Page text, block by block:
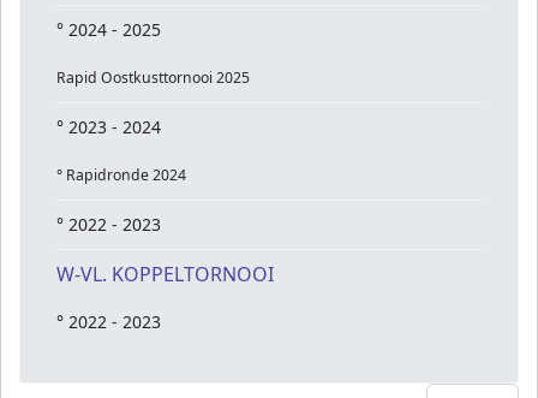
° 2024 - 2025
Rapid Oostkusttornooi 2025
° 2023 - 2024
° Rapidronde 2024
° 2022 - 2023
W-VL. KOPPELTORNOOI
° 2022 - 2023